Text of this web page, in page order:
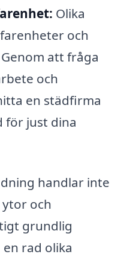
Olika
och
att fråga
och
en städfirma
för just dina
handlar inte
och
grundlig
rad olika